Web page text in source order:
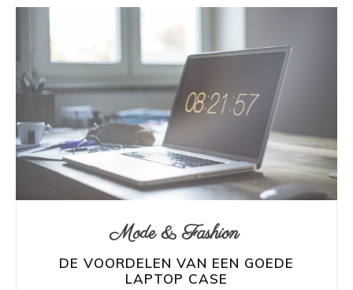
Mode & Fashion
DE VOORDELEN VAN EEN GOEDE
LAPTOP CASE